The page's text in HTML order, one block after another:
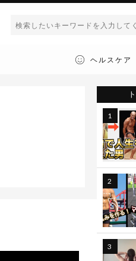
ヘルスケア